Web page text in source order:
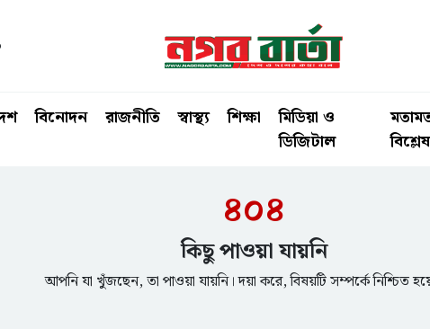
বিনোদন রাজনীতি স্বাস্থ্য শিক্ষা
মিডিয়া ও
ডিজিটাল
৪০৪
কিছু পাওয়া যায়নি
আপনি যা খুঁজছেন, তা পাওয়া যায়নি। দয়া করে, বিষয়টি সম্পর্কে নিশ্চিত